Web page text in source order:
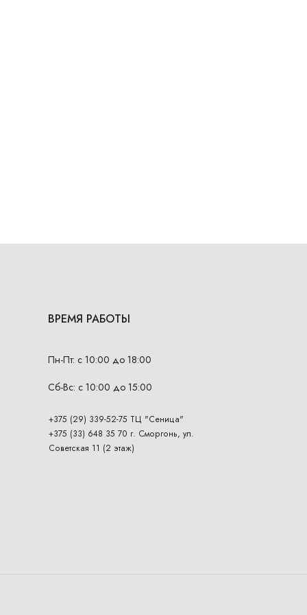
ВРЕМЯ РАБОТЫ
Пн-Пт: с 10:00 до 18:00
Сб-Вс: с 10:00 до 15:00
+375 (29) 339-52-75 ТЦ "Сеница"
+375 (33) 648 35 70 г. Сморгонь, ул.
Советская 11 (2 этаж)